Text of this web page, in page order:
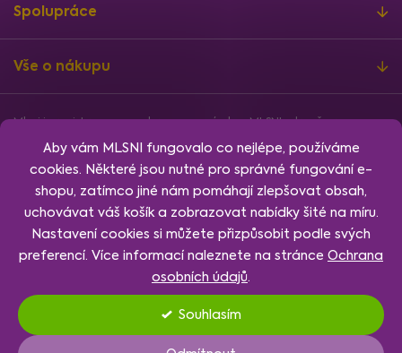
Aby vám MLSNI fungovalo co nejlépe, používáme
cookies. Některé jsou nutné pro správné fungování e-
shopu, zatímco jiné nám pomáhají zlepšovat obsah,
uchovávat váš košík a zobrazovat nabídky šité na míru.
Nastavení cookies si můžete přizpůsobit podle svých
preferencí. Více informací naleznete na stránce Ochrana
osobních údajů.
Nastavení
Souhlasím
Spolupráce
Vše o nákupu
Mlsni je registrovanou ochrannou známkou MLSNI zdravě s.r.o.
Shoptet , design , nakódovalJan Klubus
Nastavení cookies.